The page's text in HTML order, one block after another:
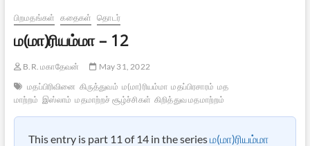
பிறமதங்கள் கதைகள் தொடர்
ம(மா)ரியம்மா – 12
B.R. மகாதேவன்
May 31, 2022
மதப்பிரிவினை கிருத்துவம் ம(மா)ரியம்மா மதப்பிரசாரம் மத
மாற்றம் இஸ்லாம் மதமாற்றச் சூழ்ச்சிகள் கிறித்துவ மதமாற்றம்
This entry is part 11 of 14 in the seriesம(மா)ரியம்மா